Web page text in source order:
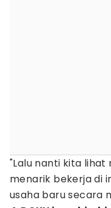
"Lalu nanti kita
menarik bekerja di
usaha baru secara